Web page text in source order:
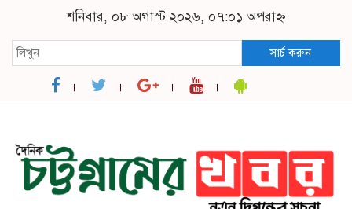
শনিবার, ০৮ অগাস্ট ২০২৬, ০৭:০১ অপরাহ্ন
সার্চ করুন